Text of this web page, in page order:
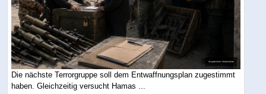
Die nächste Terrorgruppe soll dem Entwaffnungsplan zugestimmt
haben. Gleichzeitig versucht Hamas ...